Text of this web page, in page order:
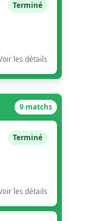
Terminé
les détails
9 matchs
Terminé
les détails